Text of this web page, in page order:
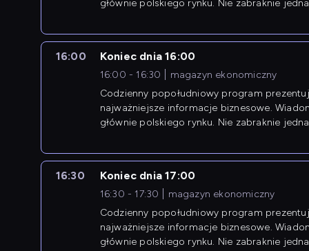
głównie polskiego rynku. Nie zabraknie
16:00 Koniec dnia 16:00
16:00 - 16:30
magazyn ekonomiczny
Codzienny popołudniowy program
najważniejsze informacje biznesowe.
głównie polskiego rynku. Nie zabraknie
16:30 Koniec dnia 17:00
16:30 - 17:30
magazyn ekonomiczny
Codzienny popołudniowy program
najważniejsze informacje biznesowe.
głównie polskiego rynku. Nie zabraknie